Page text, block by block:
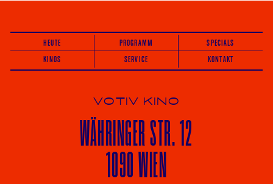
HEUTE PROGRAMM
SPECIALS
KINOS
SERVICE KONTAKT
VOTIV KINO
WÄHRINGERSTR. 12
1090 WIEN